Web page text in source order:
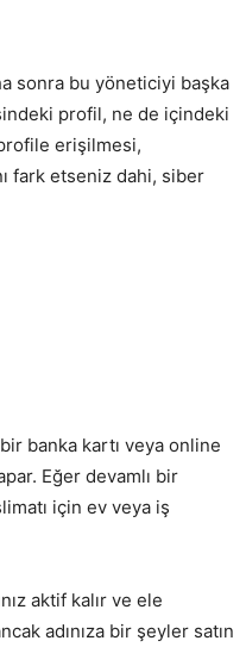
sonra bu yöneticiyi başka
profil, ne de içindeki
erişilmesi,
fark etseniz dahi, siber
banka kartı veya online
Eğer devamlı bir
için ev veya iş
aktif kalır ve ele
adınıza bir şeyler satın